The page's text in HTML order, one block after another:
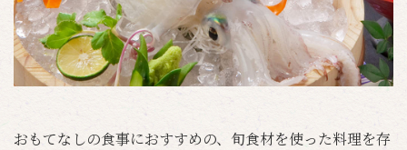
おもてなしの食事におすすめの、旬食材を使った料理を存